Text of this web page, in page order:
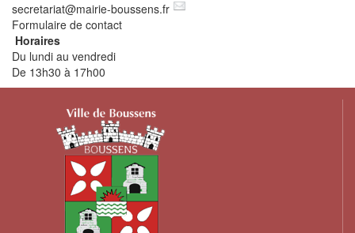
secretariat@mairie-boussens.fr
Formulaire de contact
Horaires
Du lundi au vendredi
De 13h30 à 17h00